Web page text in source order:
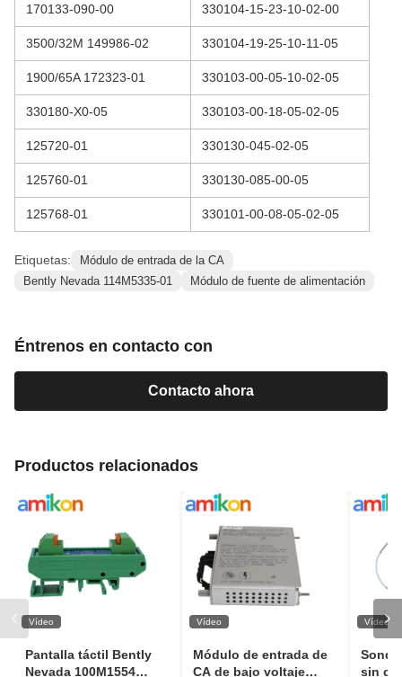
170133-090-00 330104-15-23-10-02-00
3500/32M 149986-02 330104-19-25-10-11-05
1900/65A 172323-01 330103-00-05-10-02-05
330180-X0-05 330103-00-18-05-02-05
125720-01 330130-045-02-05
125760-01 330130-085-00-05
125768-01 330101-00-08-05-02-05
Etiquetas:
Módulo de entrada de la CA
Bently Nevada 114M5335-01
Módulo de fuente de alimentación
Éntrenos en contacto con
Contacto ahora
Productos relacionados
Vídeo
Pantalla táctil Bently
Nevada 100M1554
Vídeo
Módulo de entrada de
CA de bajo voltaje
Vídeo
sin